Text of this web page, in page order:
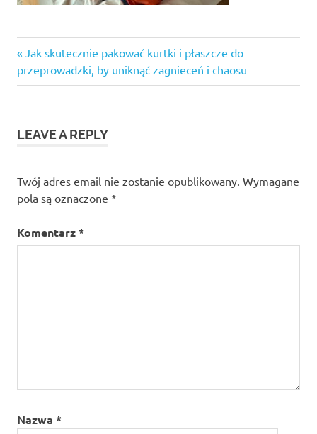
Nawigacja
wpisu
Previous
Post:
Jak skutecznie pakować kurtki i płaszcze do
przeprowadzki, by uniknąć zagnieceń i chaosu
LEAVE A REPLY
Twój adres email nie zostanie opublikowany. Wymagane
pola są oznaczone *
Komentarz*
Nazwa *